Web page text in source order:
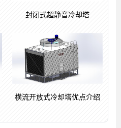
封闭式超静音冷却塔
横流开放式冷却塔优点介绍